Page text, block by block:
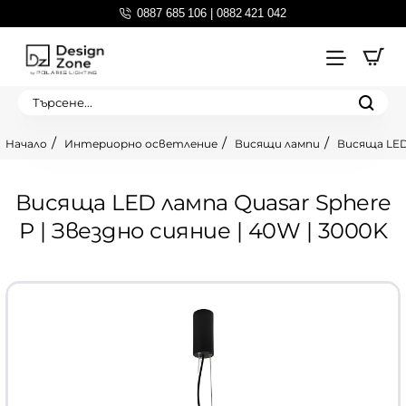
0887 685 106 | 0882 421 042
Търсене...
Висяща LED лампа Quasar Sphere
P | Звездно сияние | 40W | 3000K
Интериорно осветление Висящи лампи Висяща